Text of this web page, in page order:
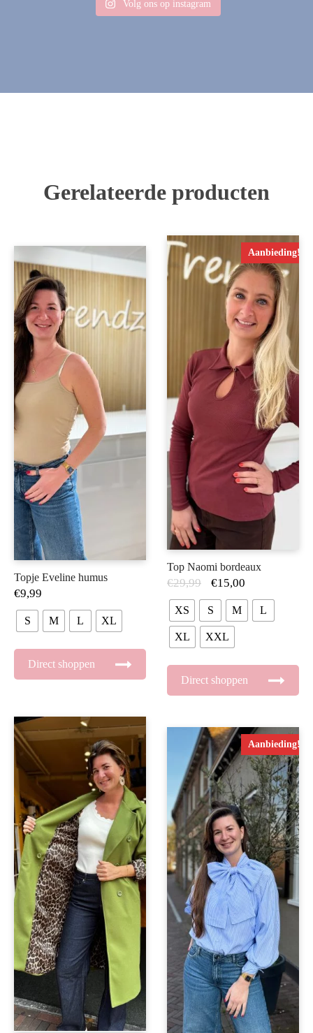
Volg ons op instagram
Gerelateerde producten
Topje Eveline humus
€9,99
S M L XL
Direct shoppen
Aanbieding!
Top Naomi bordeaux
€29,99 €15,00
XS S M L
XL XXL
Direct shoppen
Aanbieding!